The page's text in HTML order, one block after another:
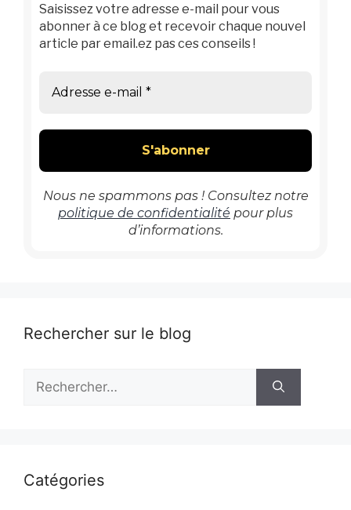
Saisissez votre adresse e-mail pour vous
abonner à ce blog et recevoir chaque nouvel
article par email.ez pas ces conseils !
Nous ne spammons pas ! Consultez notre
politique de confidentialité pour plus
d’informations.
Rechercher sur le blog
Rechercher :
Catégories